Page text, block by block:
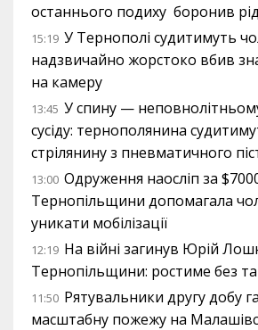
останнього подиху боронив
15:19 У Тернополі судитимуть
надзвичайно жорстоко вбив
на камеру
13:45 У спину —
сусіду: тернополянина
стрілянину з пневматичного
13:00 Одруження наосліп за
Тернопільщини допомагала
уникати мобілізації
12:19 На війні загинув Юрій
Тернопільщини: ростиме без
11:50 Рятувальники другу добу
масштабну пожежу на